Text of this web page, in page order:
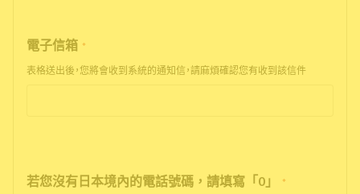
電子信箱 *
表格送出後，您將會收到系統的通知信，請麻煩確認您有收到該信件
若您沒有日本境內的電話號碼，請填寫「0」 *